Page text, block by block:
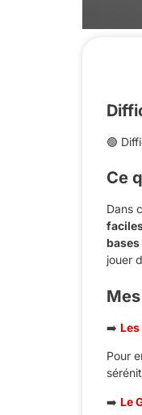
🟢
Ce
Dans
bases
jouer
➡️
Pour
➡️ Le